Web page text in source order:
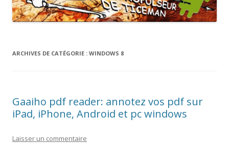
ARCHIVES DE CATÉGORIE : WINDOWS 8
Gaaiho pdf reader: annotez vos pdf sur
iPad, iPhone, Android et pc windows
Laisser un commentaire